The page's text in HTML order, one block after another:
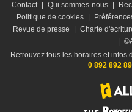
Contact Qui sommes-nous
Politique de cookies
Revue de presse
Charte
Retrouvez tous les horaires et infos
0 892 892